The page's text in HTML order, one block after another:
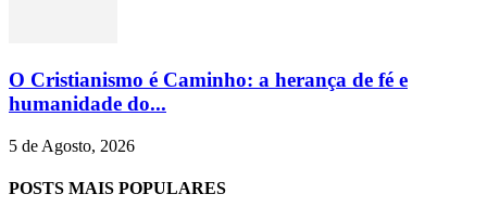
O Cristianismo é Caminho: a herança de fé e
humanidade do...
5 de Agosto, 2026
POSTS MAIS POPULARES